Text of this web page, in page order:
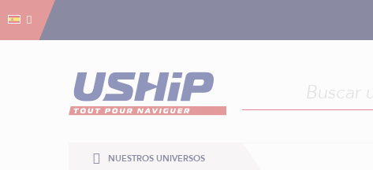
NUESTROS UNIVERSOS
Gestión de cookies
Gestión de cookies